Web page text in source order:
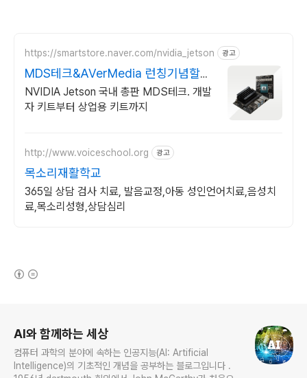
https://smartstore.naver.com/nvidia_jetson 광고
MDS테크&AVerMedia 런칭기념할인
이벤트
NVIDIA Jetson 국내 총판 MDS테크. 개발
자 키트부터 상업용 키트까지
http://www.voiceschool.org 광고
목소리재활학교
365일 상담 검사 치료, 발음교정,아동 성인언어치료,음성치
료,목소리성형,상담심리
AI와 함께하는 세상
컴퓨터 과학의 분야에 속하는 인공지능(AI: Artificial
Intelligence)의 기초적인 개념을 공부하는 블로그입니다 .